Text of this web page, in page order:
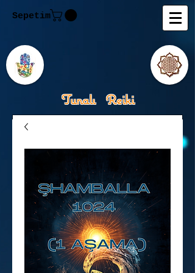
Sepetim
Tunalı Reiki
Kişisel Gelişimde Rehberiniz
Tanju M.Tunalı Özlem
Tunalı